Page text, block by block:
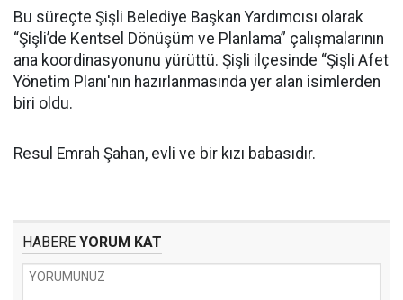
Bu süreçte Şişli Belediye Başkan Yardımcısı olarak
“Şişli’de Kentsel Dönüşüm ve Planlama” çalışmalarının
ana koordinasyonunu yürüttü. Şişli ilçesinde “Şişli Afet
Yönetim Planı'nın hazırlanmasında yer alan isimlerden
biri oldu.
Resul Emrah Şahan, evli ve bir kızı babasıdır.
HABERE YORUM KAT